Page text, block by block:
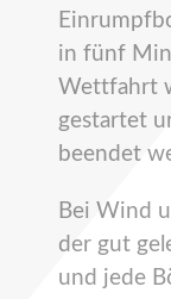
in fünf
Wettfahrt
gestartet
beendet
Bei Wind
der gut
und jede